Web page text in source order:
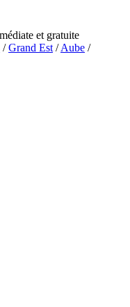
et gratuite
/Grand Est /Aube /